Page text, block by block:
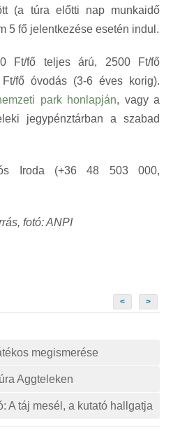
(a túra előtti nap munkaidő
5 fő jelentkezése esetén indul.
Ft/fő teljes árú, 2500 Ft/fő
Ft/fő óvodás (3-6 éves korig).
park honlapján, vagy a
jegypénztárban a szabad
Iroda (+36 48 503 000,
fotó: ANPI
< >
megismerése
Aggteleken
A táj mesél, a kutató hallgatja